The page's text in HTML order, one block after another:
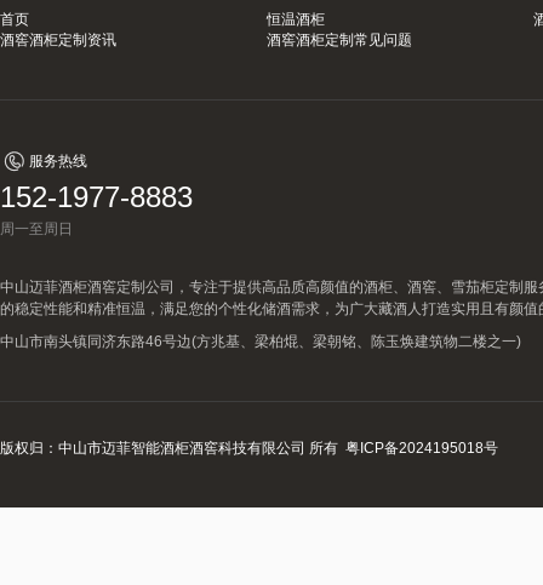
首页 恒温酒柜
酒窖酒柜定制资讯
酒窖酒柜定制常见问题
服务热线
152-1977-8883
周一至周日
中山迈菲酒柜酒窖定制公司，专注于提供高品质高颜值的酒柜、酒窖、雪茄柜定制
的稳定性能和精准恒温，满足您的个性化储酒需求，为广大藏酒人打造实用且有颜值
中山市南头镇同济东路46号边(方兆基、梁柏焜、梁朝铭、陈玉焕建筑物二楼之一)
版权归：中山市迈菲智能酒柜酒窖科技有限公司 所有 粤ICP备2024195018号